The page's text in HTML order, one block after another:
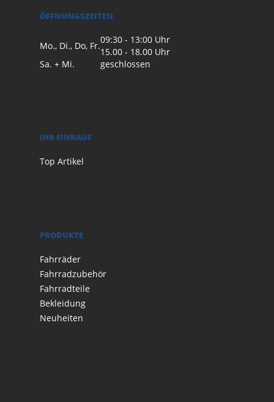
ÖFFNUNGSZEITEN
Mo., Di., Do, Fr.
09:30 - 13:00 Uhr
15.00 - 18.00 Uhr
Sa. + Mi.
geschlossen
IHR EINKAUF
Top Artikel
PRODUKTE
Fahrräder
Fahrradzubehör
Fahrradteile
Bekleidung
Neuheiten